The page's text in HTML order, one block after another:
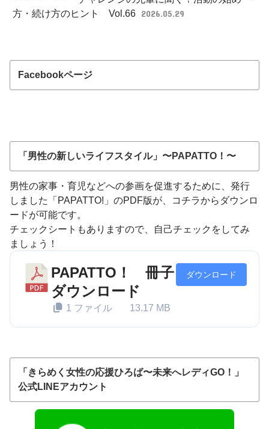
方・続け方のヒント Vol.66 2026.05.29
Facebookページ
「男性の新しいライフスタイル」〜PAPATTO！〜
男性の家事・育児などへの参画を促進するために、発行
しました「PAPATTO!」のPDF版が、コチラからダウンロ
ードが可能です。
チェックシートもありますので、自己チェックをしてみ
ましょう！
PAPATTO！ 冊子
ダウンロード
1 ファイル 13.17 MB
ダウンロード
「きらめく女性の応援ひろば〜未来へレディGO！」
公式LINEアカウント